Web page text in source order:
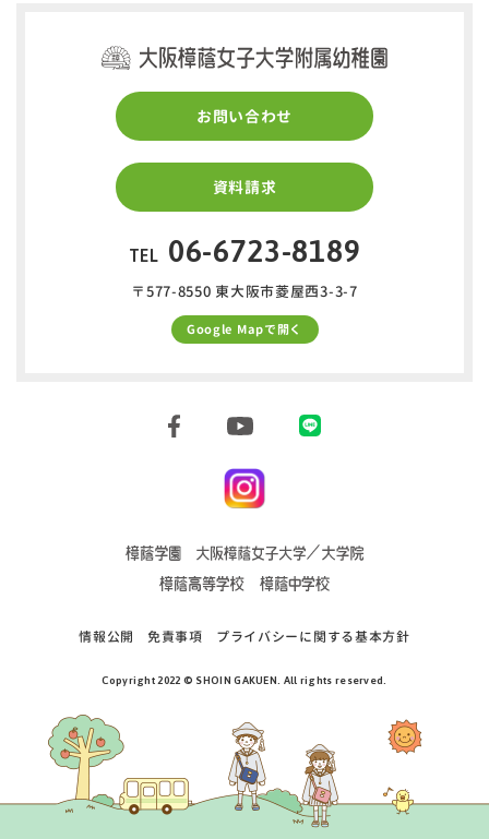
お問い合わせ
資料請求
TEL 06-6723-8189
〒577-8550 東大阪市菱屋西3-3-7
Google Mapで開く
情報公開 免責事項 プライバシーに関する基本方針
Copyright 2022 © SHOIN GAKUEN. All rights reserved.